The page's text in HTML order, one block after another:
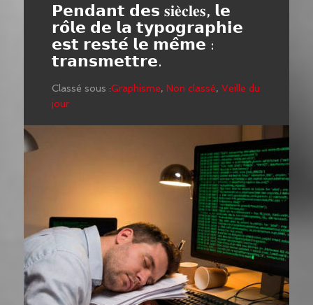
𝗣𝗲𝗻𝗱𝗮𝗻𝘁 𝗱𝗲𝘀 𝐬𝐢𝐞̀𝐜𝐥𝐞𝐬, 𝗹𝗲
𝗿𝗼̂𝗹𝗲 𝗱𝗲 𝗹𝗮 𝘁𝘆𝗽𝗼𝗴𝗿𝗮𝗽𝗵𝗶𝗲
𝗲𝘀𝘁 𝗿𝗲𝘀𝘁𝗲́ 𝗹𝗲 𝗺𝗲̂𝗺𝗲 :
𝘁𝗿𝗮𝗻𝘀𝗺𝗲𝘁𝘁𝗿𝗲.
Classé sous :Graphisme, Non classé, Veille du
jour